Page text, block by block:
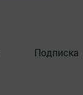
Подписка